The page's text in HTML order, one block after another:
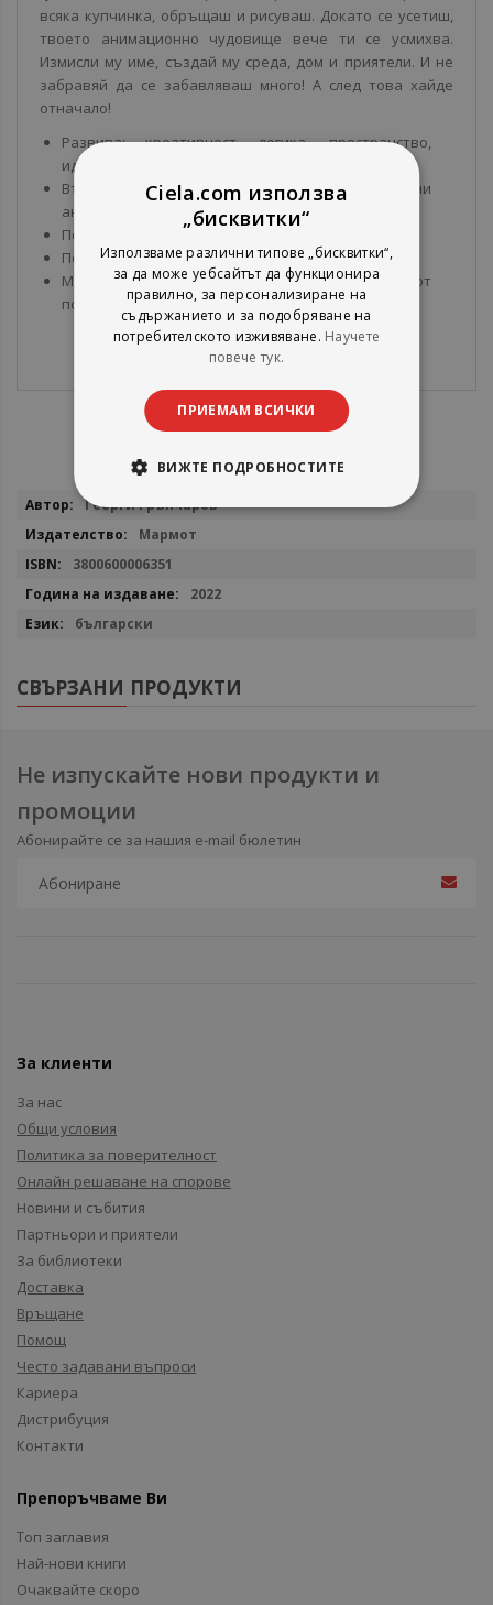
всяка купчинка, обръщаш и рисуваш. Докато се усетиш,
твоето анимационно чудовище вече ти се усмихва.
Измисли му име, създай му среда, дом и приятели. И не
забравяй да се забавляваш много! А след това хайде
отначало!
Развива: креативност, логика, пространство,
идентичност;
Възможност за над 10 000 комбинации от различни
анимационни роботи;
Подходяща за деца над 3+ г.;
Подходяща за родители, учители, терапевти;
Може да се комбинира и с останалите карти от
поредицата.
Повече
Георги Грънчаров
Мармот
3800600006351
2022
български
СВЪРЗАНИ ПРОДУКТИ
Не изпускайте нови продукти и
промоции
Абонирайте се за нашия e-mail бюлетин
За клиенти
За нас
Общи условия
Политика за поверителност
Онлайн решаване на спорове
Новини и събития
Партньори и приятели
За библиотеки
Доставка
Връщане
Помощ
Често задавани въпроси
Кариера
Дистрибуция
Контакти
Препоръчваме Ви
Топ заглавия
Най-нови книги
Очаквайте скоро
Ciela.com използва
„бисквитки“
Използваме различни типове „бисквитки“,
за да може уебсайтът да функционира
правилно, за персонализиране на
съдържанието и за подобряване на
потребителското изживяване. Научете
повече тук.
ПРИЕМАМ ВСИЧКИ
ВИЖТЕ ПОДРОБНОСТИТЕ